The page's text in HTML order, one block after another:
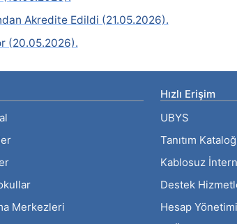
Akredite Edildi (21.05.2026).
(20.05.2026).
Merkezleri
Hızlı Erişim
UBYS
Tanıtım
Kablosuz
Destek
Hesap